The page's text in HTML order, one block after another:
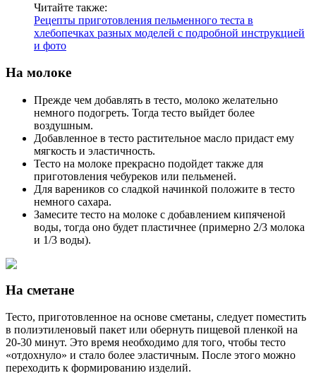
Читайте также:
Рецепты приготовления пельменного теста в
хлебопечках разных моделей с подробной инструкцией
и фото
На молоке
Прежде чем добавлять в тесто, молоко желательно
немного подогреть. Тогда тесто выйдет более
воздушным.
Добавленное в тесто растительное масло придаст ему
мягкость и эластичность.
Тесто на молоке прекрасно подойдет также для
приготовления чебуреков или пельменей.
Для вареников со сладкой начинкой положите в тесто
немного сахара.
Замесите тесто на молоке с добавлением кипяченой
воды, тогда оно будет пластичнее (примерно 2/3 молока
и 1/3 воды).
На сметане
Тесто, приготовленное на основе сметаны, следует поместить
в полиэтиленовый пакет или обернуть пищевой пленкой на
20-30 минут. Это время необходимо для того, чтобы тесто
«отдохнуло» и стало более эластичным. После этого можно
переходить к формированию изделий.